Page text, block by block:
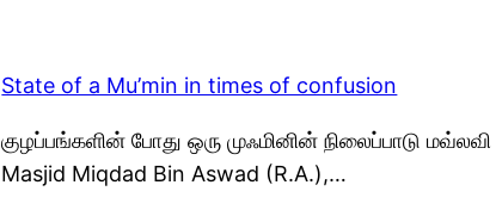
State of a Mu’min in times of confusion
குழப்பங்களின் போது ஒரு முஃமினின் நிலைப்பாடு
Masjid Miqdad Bin Aswad (R.A.),…